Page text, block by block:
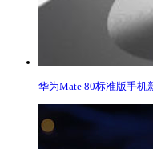
华为Mate 80标准版手机